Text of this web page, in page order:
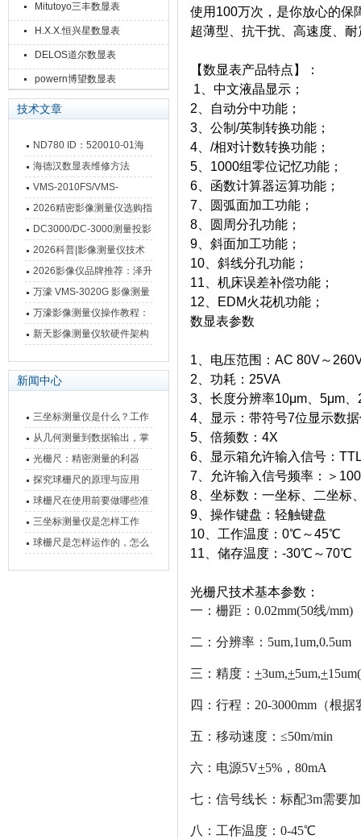
Mitutoyo三丰数显表
H.X.X.恒兴星数显表
DELOS道尔数显表
powern博望数显表
技术文章
ND780 ID：520010-01海
德汉数显表故障维修内容
海德汉数显表维修方法
VMS-2010FS/VMS-
3020FS/VMS-4030FS手动
影像测量仪技术参数
2026精密影像测量仪选购指
南 靠谱品牌一站式选型推荐
DC3000/DC-3000测量投影
仪万濠数据处理器数显表故
障维修方法
2026科普|影像测量仪技术
原理、分类及选型应用
2026影像仪品牌推荐：泽升
影像测量仪选型指南
万濠 VMS-3020G 影像测量
仪技术规格与应用解析
万濠影像测量仪操作教程：
从开机到出报告，新手也能
新天影像测量仪软硬件架构
新闻中心
三坐标测量仪是什么？工作
原理、分类与核心功能一次
讲清
从几何测量到数据输出，掌
握万濠影像测量仪的六大核
心能力
光栅尺：精密测量的利器
探究球栅尺的原理与应用
球栅尺在使用前要做哪些准
备工作？
三坐标测量仪是怎样工作
的，功能有什么优势？
球栅尺是怎样运作的，怎么
使用100万次，是你放心的保
超薄型、抗干扰、高速度、
【数显表产品特点】：
1、中文液晶显示；
2、自动分中功能；
3、公制/英制转换功能；
4、/相对计数转换功能；
5、1000组零位记忆功能；
6、函数计算器运算功能；
7、圆弧面加工功能；
8、圆周分孔功能；
9、斜面加工功能；
10、斜线分孔功能；
11、机床误差补偿功能；
12、EDM火花机功能；
数显表参数
1、电压范围：AC 80V～
2、功耗：25VA
3、长度分辨率10μm、5μm
4、显示：带符号7位显示数
5、倍频数：4X
6、显示箱允许输入信号：
7、允许输入信号频率：＞
8、坐标数：一坐标、二坐标
9、操作键盘：轻触键盘
10、工作温度：0℃～45℃
11、储存温度：-30℃～70℃
光栅尺技术基本参数：
一：栅距：0.02mm(50线/mm)
二：分辨率：5um,1um,0.5um
三：精度： +3um,+5um,+
四：行程：20-3000mm（根
五：移动速度：≤50m/min
六：电源5V+5%，80mA
七：信号线长：标配3m需要
八：工作温度：0-45℃